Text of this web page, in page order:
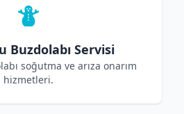
Buzdolabı Servisi
soğutma ve arıza onarım
hizmetleri.